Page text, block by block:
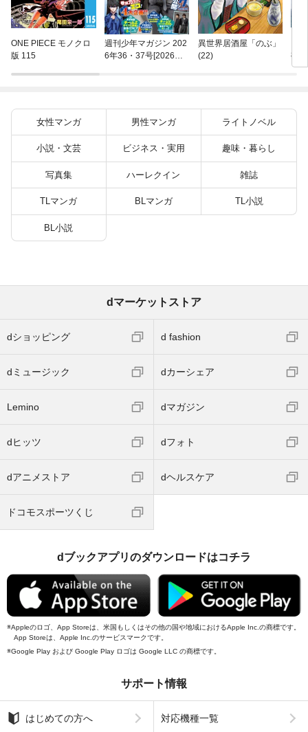
ONE PIECE モノクロ
版 115
週刊少年マガジン 202
6年36・37号[2026年8
異世界居酒屋「のぶ」
(22)
8
女性マンガ 男性マンガ ライトノベル
小説・文芸 ビジネス・実用 趣味・暮らし
写真集 ハーレクイン 雑誌
TLマンガ BLマンガ TL小説
BL小説
dマーケットストア
dショッピング d fashion
dミュージック dカーシェア
Lemino dマガジン
dヒッツ dフォト
dアニメストア dヘルスケア
ドコモスポーツくじ
dブックアプリのダウンロードはコチラ
Appleのロゴ、App Storeは、米国もしくはその他の国や地域におけるApple Inc.の商標です。
App Storeは、Apple Inc.のサービスマークです。
Google Play および Google Play ロゴは Google LLC の商標です。
サポート情報
はじめての方へ 対応機種一覧